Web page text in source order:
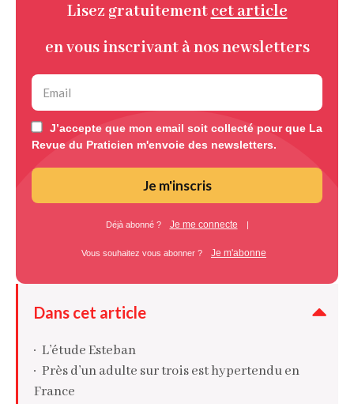
Lisez gratuitement cet article
en vous inscrivant à nos newsletters
J’accepte que mon email soit collecté pour que La
Revue du Praticien m'envoie des newsletters.
Je m'inscris
Déjà abonné ? Je me connecte |
Vous souhaitez vous abonner ? Je m'abonne
Dans cet article
L’étude Esteban
Près d’un adulte sur trois est hypertendu en
France